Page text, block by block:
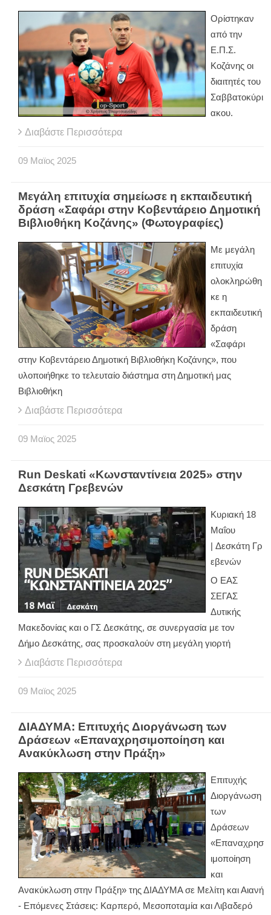
Ορίστηκαν
από την
Ε.Π.Σ.
Κοζάνης οι
διαιτητές του
Σαββατοκύρι
ακου.
Διαβάστε Περισσότερα
09 Μαϊος 2025
Μεγάλη επιτυχία σημείωσε η εκπαιδευτική
δράση «Σαφάρι στην Κοβεντάρειο Δημοτική
Βιβλιοθήκη Κοζάνης» (Φωτογραφίες)
Με μεγάλη
επιτυχία
ολοκληρώθη
κε η
εκπαιδευτική
δράση
«Σαφάρι
στην Κοβεντάρειο Δημοτική Βιβλιοθήκη Κοζάνης», που
υλοποιήθηκε το τελευταίο διάστημα στη Δημοτική μας
Βιβλιοθήκη
Διαβάστε Περισσότερα
09 Μαϊος 2025
Run Deskati «Κωνσταντίνεια 2025» στην
Δεσκάτη Γρεβενών
Κυριακή 18
Μαΐου
| Δεσκάτη Γρ
εβενών
Ο ΕΑΣ
ΣΕΓΑΣ
Δυτικής
Μακεδονίας και ο ΓΣ Δεσκάτης, σε συνεργασία με τον
Δήμο Δεσκάτης, σας προσκαλούν στη μεγάλη γιορτή
Διαβάστε Περισσότερα
09 Μαϊος 2025
ΔΙΑΔΥΜΑ: Επιτυχής Διοργάνωση των
Δράσεων «Επαναχρησιμοποίηση και
Ανακύκλωση στην Πράξη»
Επιτυχής
Διοργάνωση
των
Δράσεων
«Επαναχρησ
ιμοποίηση
και
Ανακύκλωση στην Πράξη» της ΔΙΑΔΥΜΑ σε Μελίτη και Αιανή
- Επόμενες Στάσεις: Καρπερό, Μεσοποταμία και Λιβαδερό